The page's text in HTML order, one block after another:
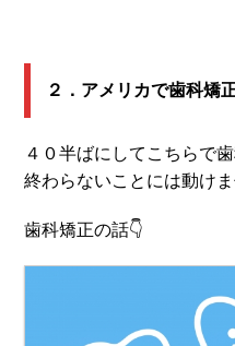
２．アメリカで歯科矯
４０半ばにしてこちらで
終わらないことには動けま
歯科矯正の話👇